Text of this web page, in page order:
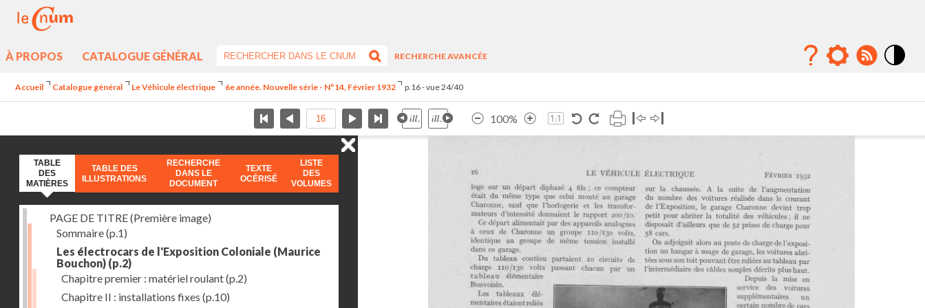
À PROPOS CATALOGUE GÉNÉRAL
RECHERCHE AVANCÉE
Accueil Catalogue général Le Véhicule électrique 6e année. Nouvelle série - N°14, Février 1932 p.16 - vue 24/40
100%
TABLE
DES
MATIÈRES
TABLE DES
ILLUSTRATIONS
RECHERCHE
DANS LE
DOCUMENT
TEXTE
OCÉRISÉ
LISTE
DES
VOLUMES
PAGE DE TITRE (Première image)
Sommaire(p.1)
Les électrocars de l'Exposition Coloniale (Maurice
Bouchon) (p.2)
Chapitre premier : matériel roulant(p.2)
Chapitre II : installations fixes (p.10)